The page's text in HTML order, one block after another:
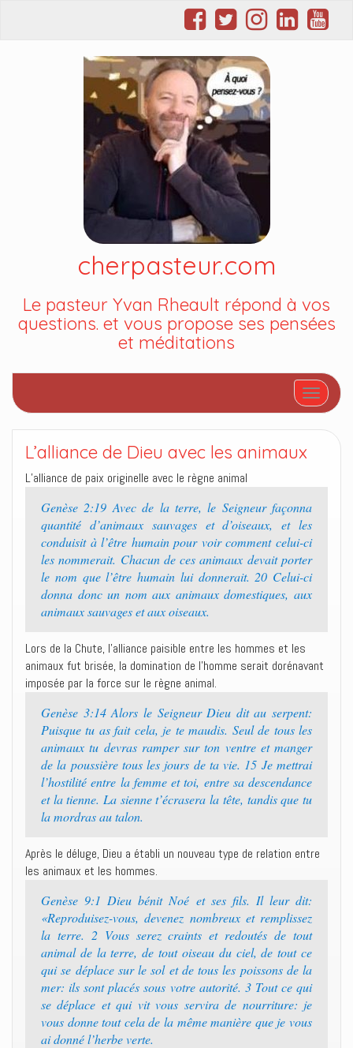
cherpasteur.com
Le pasteur Yvan Rheault répond à vos
questions. et vous propose ses pensées
et méditations
Afficher/
L’alliance de Dieu avec les animaux
L’alliance de paix originelle avec le règne animal
Genèse 2:19 Avec de la terre, le Seigneur façonna
quantité d’animaux sauvages et d’oiseaux, et les
conduisit à l’être humain pour voir comment celui-ci
les nommerait. Chacun de ces animaux devait porter
le nom que l’être humain lui donnerait. 20 Celui-ci
donna donc un nom aux animaux domestiques, aux
animaux sauvages et aux oiseaux.
Lors de la Chute, l’alliance paisible entre les hommes et les
animaux fut brisée, la domination de l’homme serait dorénavant
imposée par la force sur le règne animal.
Genèse 3:14 Alors le Seigneur Dieu dit au serpent:
Puisque tu as fait cela, je te maudis. Seul de tous les
animaux tu devras ramper sur ton ventre et manger
de la poussière tous les jours de ta vie. 15 Je mettrai
l’hostilité entre la femme et toi, entre sa descendance
et la tienne. La sienne t’écrasera la tête, tandis que tu
la mordras au talon.
Après le déluge, Dieu a établi un nouveau type de relation entre
les animaux et les hommes.
Genèse 9:1 Dieu bénit Noé et ses fils. Il leur dit:
«Reproduisez-vous, devenez nombreux et remplissez
la terre. 2 Vous serez craints et redoutés de tout
animal de la terre, de tout oiseau du ciel, de tout ce
qui se déplace sur le sol et de tous les poissons de la
mer: ils sont placés sous votre autorité. 3 Tout ce qui
se déplace et qui vit vous servira de nourriture: je
vous donne tout cela de la même manière que je vous
ai donné l’herbe verte.